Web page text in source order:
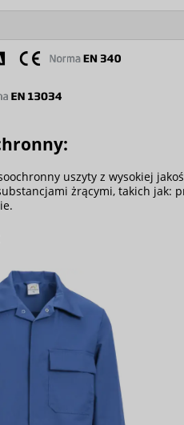
uszyty z wysokiej
żrącymi, takich jak: